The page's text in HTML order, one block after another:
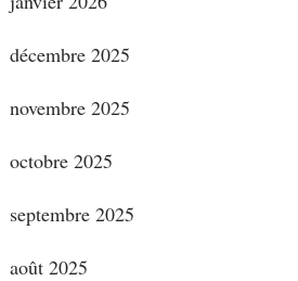
décembre 2025
novembre 2025
octobre 2025
septembre 2025
août 2025